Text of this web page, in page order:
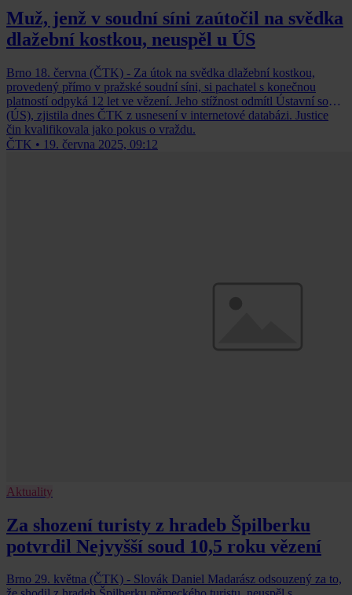
Muž, jenž v soudní síni zaútočil na svědka
dlažební kostkou, neuspěl u ÚS
Brno 18. června (ČTK) - Za útok na svědka dlažební kostkou,
provedený přímo v pražské soudní síni, si pachatel s konečnou
platností odpyká 12 let ve vězení. Jeho stížnost odmítl Ústavní soud
(ÚS), zjistila dnes ČTK z usnesení v internetové databázi. Justice
čin kvalifikovala jako pokus o vraždu.
ČTK • 19. června 2025, 09:12
Aktuality
Za shození turisty z hradeb Špilberku
potvrdil Nejvyšší soud 10,5 roku vězení
Brno 29. května (ČTK) - Slovák Daniel Madarász odsouzený za to,